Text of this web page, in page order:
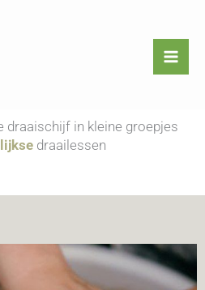
draaischijf in kleine groepjes
draailessen